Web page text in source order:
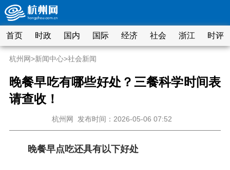
首页 时政 国内 国际 经济 社会 浙江 时评
杭州网>新闻中心>社会新闻
晚餐早吃有哪些好处？三餐科学时间表
请查收！
杭州网 发布时间：2026-05-06 07:52
晚餐早点吃还具有以下好处